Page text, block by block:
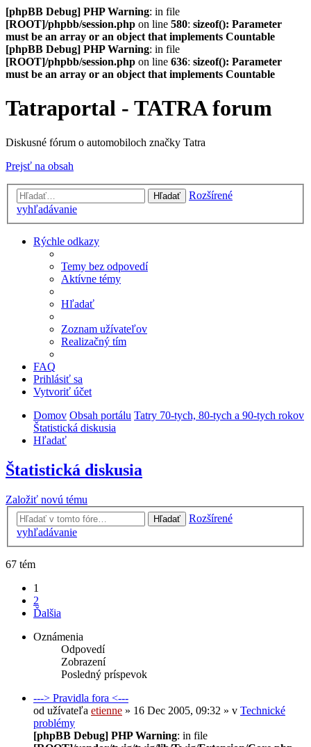
[phpBB Debug] PHP Warning: in file
[ROOT]/phpbb/session.php on line 580: sizeof(): Parameter
must be an array or an object that implements Countable
[phpBB Debug] PHP Warning: in file
[ROOT]/phpbb/session.php on line 636: sizeof(): Parameter
must be an array or an object that implements Countable
Tatraportal - TATRA forum
Diskusné fórum o automobiloch značky Tatra
Prejsť na obsah
Hľadať
Rozšírené
vyhľadávanie
Rýchle odkazy
Temy bez odpovedí
Aktívne témy
Hľadať
Zoznam užívateľov
Realizačný tím
FAQ
Prihlásiť sa
Vytvoriť účet
Domov Obsah portálu Tatry 70-tych, 80-tych a 90-tych rokov
Štatistická diskusia
Hľadať
Štatistická diskusia
Založiť novú tému
Hľadať
Rozšírené
vyhľadávanie
67 tém
1
2
Ďalšia
Oznámenia
Odpovedí
Zobrazení
Posledný príspevok
---> Pravidla fora <---
od užívateľa etienne » 16 Dec 2005, 09:32 » v Technické
problémy
[phpBB Debug] PHP Warning: in file